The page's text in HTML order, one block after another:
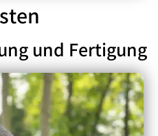
und Fertigung